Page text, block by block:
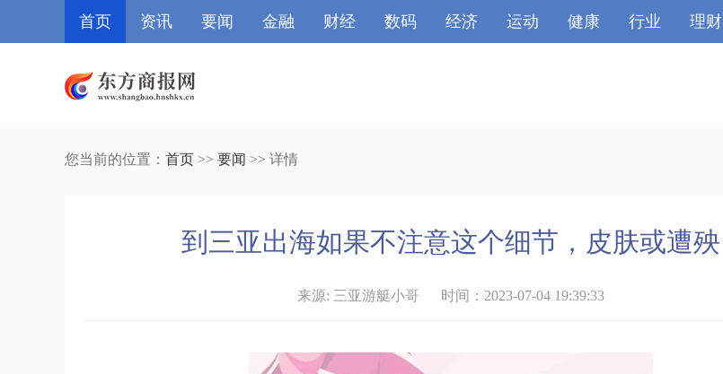
首页 资讯 要闻 金融 财经 数码 经济 运动 健康 行业 理财
您当前的位置： 首页 >> 要闻 >> 详情
到三亚出海如果不注意这个细节，皮肤或遭殃
来源: 三亚游艇小哥 时间：2023-07-04 19:39:33